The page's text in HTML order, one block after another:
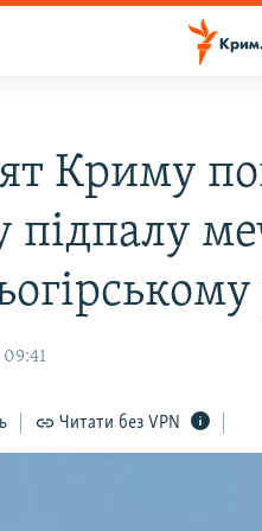
Криму
підпалу
09:41
Читати без VPN